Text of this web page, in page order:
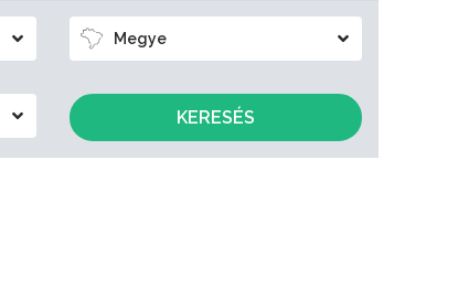
Megye
KERESÉS